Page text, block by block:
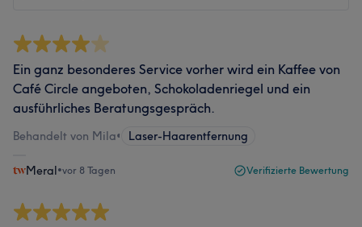
Ein ganz besonderes Service vorher wird ein Kaffee von
Café Circle angeboten, Schokoladenriegel und ein
ausführliches Beratungsgespräch.
Behandelt von Mila• Laser-Haarentfernung
Meral•vor 8 Tagen Verifizierte Bewertung